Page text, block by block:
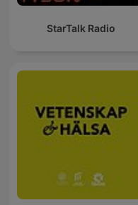
StarTalk Radio